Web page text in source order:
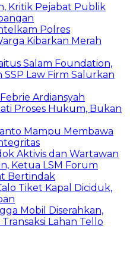
Kritik Pejabat Publik
Polres
Kibarkan Merah
Salam Foundation,
Law Firm Salurkan
Ardiansyah
Proses Hukum, Bukan
Mampu Membawa
Aktivis dan Wartawan
Ketua LSM Forum
Bertindak
Tiket Kapal Diciduk,
Mobil Diserahkan,
Lahan Tello